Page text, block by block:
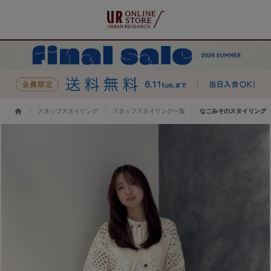
スタッフスタイリング スタッフスタイリング一覧 なごみそのスタイリング